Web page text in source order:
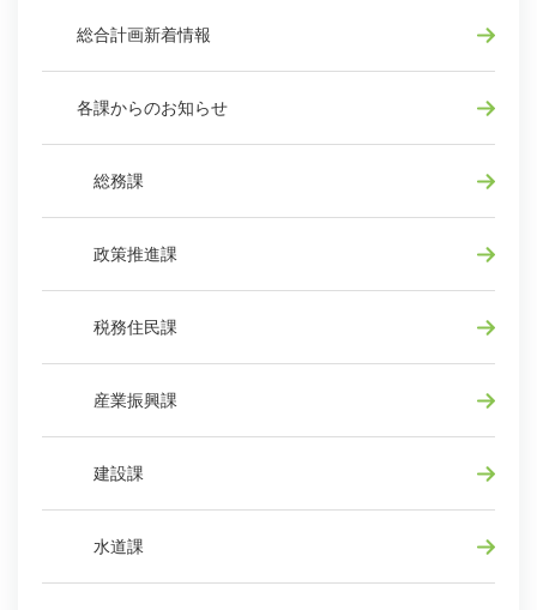
総合計画新着情報
各課からのお知らせ
総務課
政策推進課
税務住民課
産業振興課
建設課
水道課